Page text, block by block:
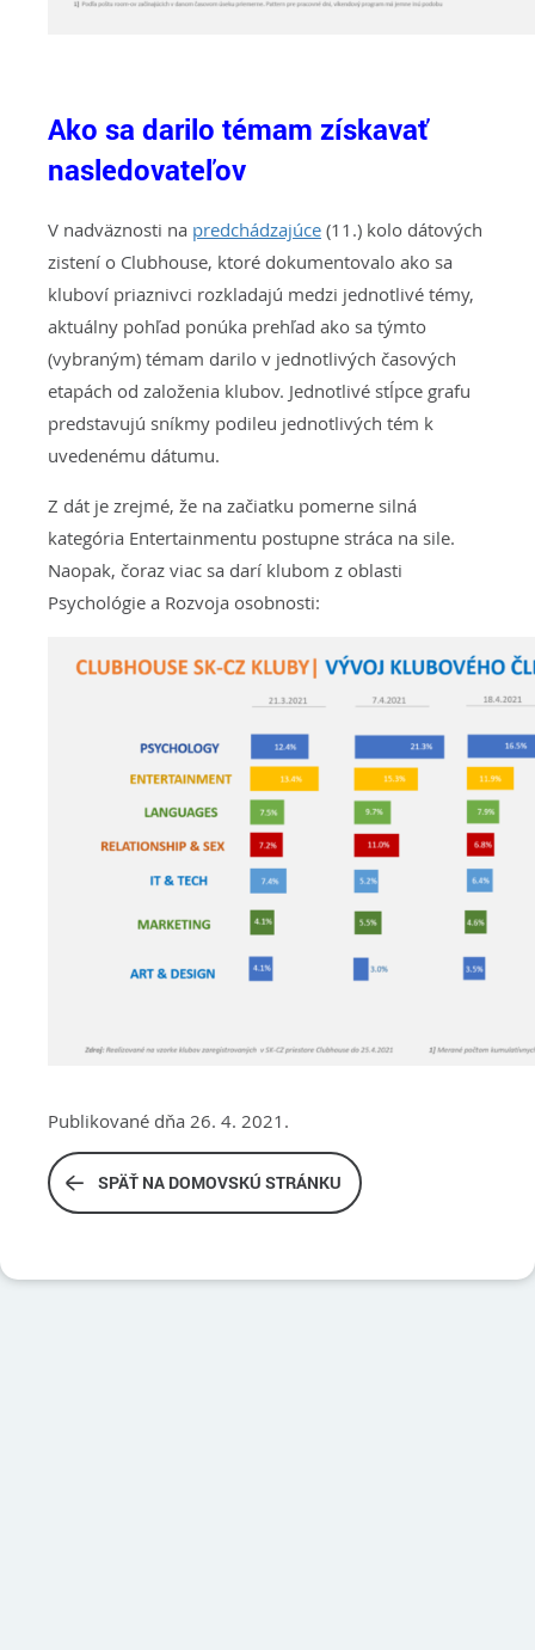
Ako sa darilo témam získavať
nasledovateľov
V nadväznosti na predchádzajúce (11.) kolo dátových
zistení o Clubhouse, ktoré dokumentovalo ako sa
kluboví priaznivci rozkladajú medzi jednotlivé témy,
aktuálny pohľad ponúka prehľad ako sa týmto
(vybraným) témam darilo v jednotlivých časových
etapách od založenia klubov. Jednotlivé stĺpce grafu
predstavujú sníkmy podileu jednotlivých tém k
uvedenému dátumu.
Z dát je zrejmé, že na začiatku pomerne silná
kategória Entertainmentu postupne stráca na sile.
Naopak, čoraz viac sa darí klubom z oblasti
Psychológie a Rozvoja osobnosti:
Publikované dňa 26. 4. 2021.
SPÄŤ NA DOMOVSKÚ STRÁNKU